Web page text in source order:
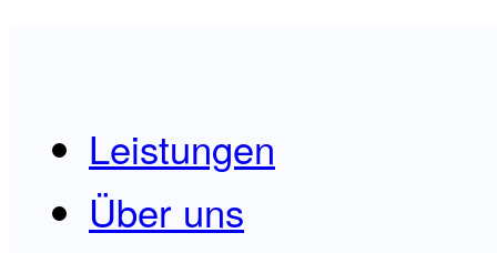
Leistungen
Über uns